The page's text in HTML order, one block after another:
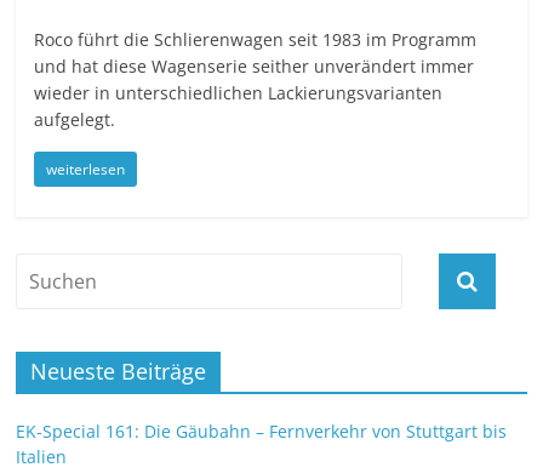
Roco führt die Schlierenwagen seit 1983 im Programm
und hat diese Wagenserie seither unverändert immer
wieder in unterschiedlichen Lackierungsvarianten
aufgelegt.
weiterlesen
Neueste Beiträge
EK-Special 161: Die Gäubahn – Fernverkehr von Stuttgart bis
Italien